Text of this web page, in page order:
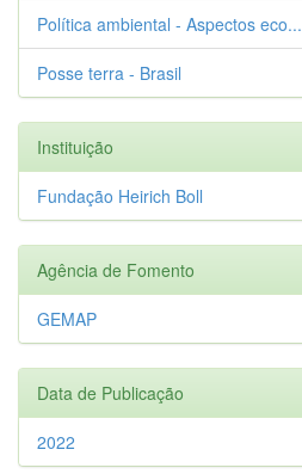
Política ambiental - Aspectos eco...
Posse terra - Brasil
Instituição
Fundação Heirich Boll
Agência de Fomento
GEMAP
Data de Publicação
2022